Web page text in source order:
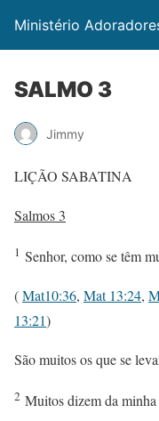
Ministério
SALMO 3
Jimmy
LIÇÃO SABATINA
Salmos 3
1 Senhor, como se têm
(Mat10:36, Mat 13:24,
13:21)
São muitos os que se
2 Muitos dizem da